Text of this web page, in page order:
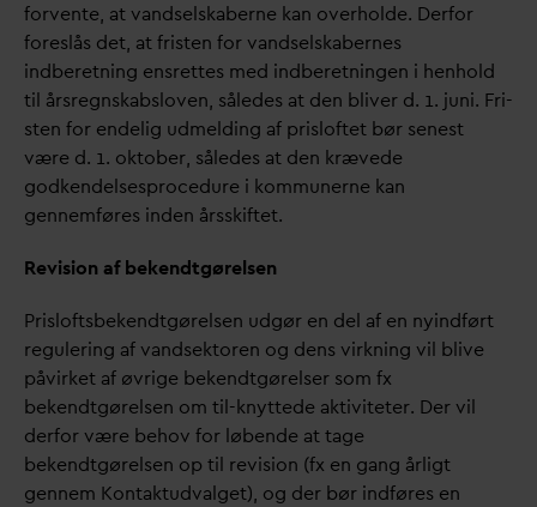
forvente, at vandselskaberne kan overholde. Derfor
foreslås det, at fristen for vandselskabernes
indberetning ensrettes med indberetningen i henhold
til årsregnskabsloven, således at den bliver d. 1. juni. Fri-
sten for endelig udmelding af prisloftet bør senest
være d. 1. oktober, således at den krævede
godkendelsesprocedure i kommunerne kan
gennemføres inden årsskiftet.
Revision af bekendtgørelsen
Prisloftsbekendtgørelsen udgør en del af en nyindført
regulering af vandsektoren og dens virkning vil blive
påvirket af øvrige bekendtgørelser som fx
bekendtgørelsen om til-knyttede aktiviteter. Der vil
derfor være behov for løbende at tage
bekendtgørelsen op til revision (fx en gang årligt
gennem Kontaktudvalget), og der bør indføres en